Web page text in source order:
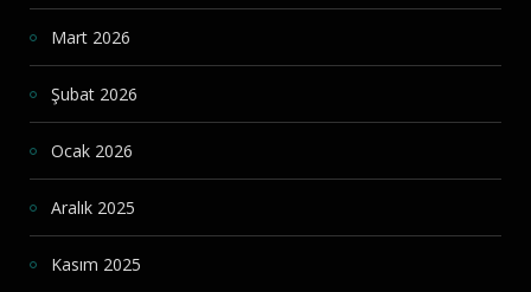
Mart 2026
Şubat 2026
Ocak 2026
Aralık 2025
Kasım 2025